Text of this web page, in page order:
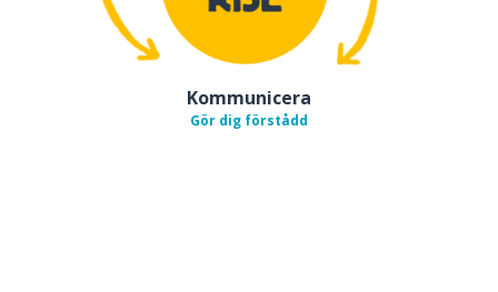
Kommunicera
Gör dig förstådd